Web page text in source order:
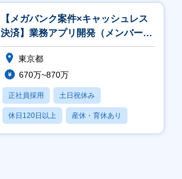
【メガバンク案件×キャッシュレス
決済】業務アプリ開発（メンバー・
サブリーダー）
東京都
670万~870万
正社員採用 土日祝休み
休日120日以上 産休・育休あり
月残業20時間以内